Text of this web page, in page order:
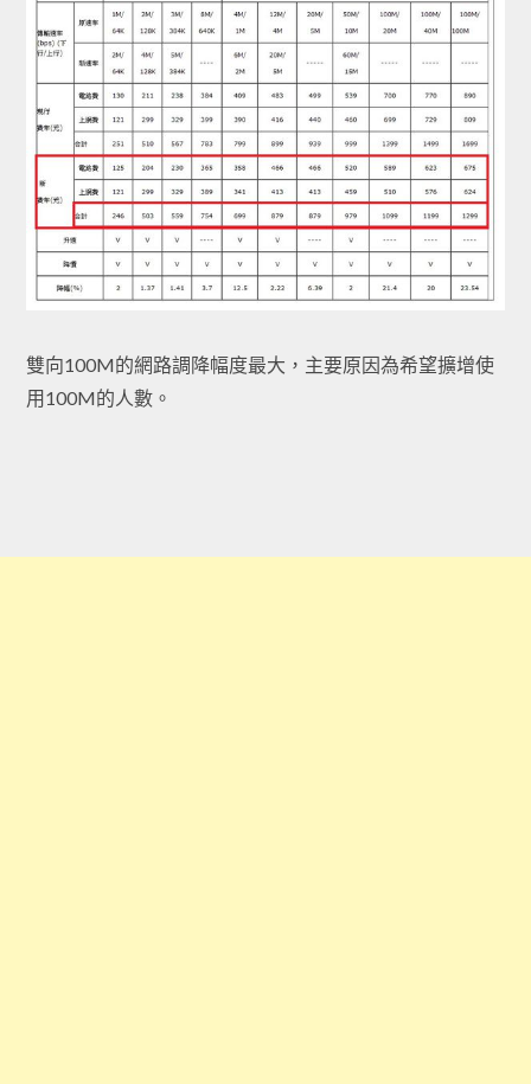
雙向100M的網路調降幅度最大，主要原因為希望擴增使
用100M的人數。